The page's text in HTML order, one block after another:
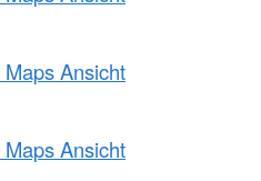
Ansicht
Ansicht